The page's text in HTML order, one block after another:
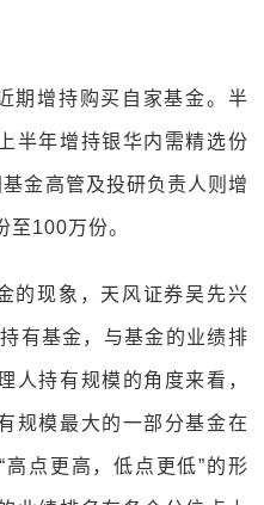
期增持购买自家基金。半
半年增持银华内需精选份
金高管及投研负责人则增
至100万份。
的现象，天风证券吴先兴
有基金，与基金的业绩排
人持有规模的角度来看，
规模最大的一部分基金在
点更高，低点更低”的形